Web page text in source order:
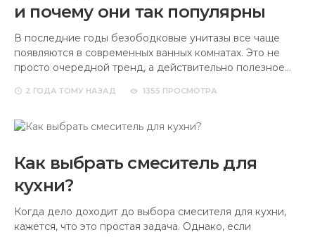
и почему они так популярны
В последние годы безободковые унитазы все чаще
появляются в современных ванных комнатах. Это не
просто очередной тренд, а действительно полезное…
2 ГОДА ТОМУ НАЗАД 1355 ПРОСМОТРА
Как выбрать смеситель для
кухни?
Когда дело доходит до выбора смесителя для кухни,
кажется, что это простая задача. Однако, если